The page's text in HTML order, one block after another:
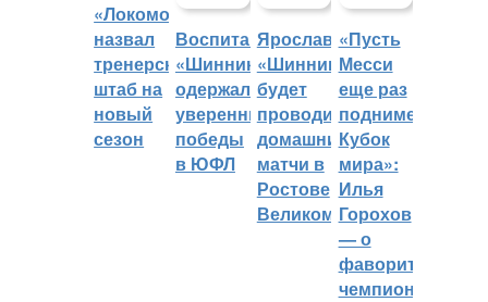
«Локомотив»
назвал
тренерский
штаб на
новый
сезон
Воспитанники
«Шинника»
одержали
уверенные
победы
в ЮФЛ
Ярославский
«Шинник»
будет
проводить
домашние
матчи в
Ростове
Великом
«Пусть
Месси
еще раз
поднимет
Кубок
мира»:
Илья
Горохов
— о
фаворитах
чемпионата